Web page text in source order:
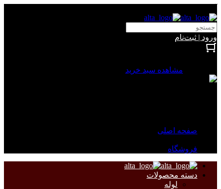
ورود | ثبت‌نام
مشاهده سبد خرید
صفحه اصلی
فروشگاه
دسته محصولات
لوله